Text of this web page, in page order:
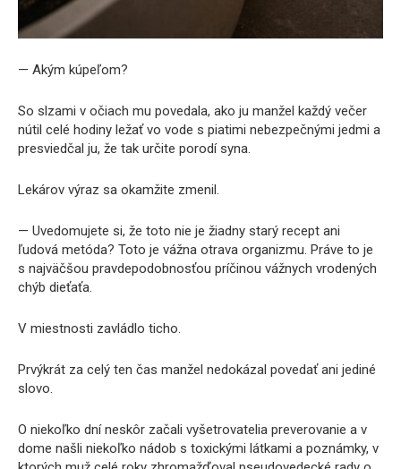
— Akým kúpeľom?
So slzami v očiach mu povedala, ako ju manžel každý večer
nútil celé hodiny ležať vo vode s piatimi nebezpečnými jedmi a
presviedčal ju, že tak určite porodí syna.
Lekárov výraz sa okamžite zmenil.
— Uvedomujete si, že toto nie je žiadny starý recept ani
ľudová metóda? Toto je vážna otrava organizmu. Práve to je
s najväčšou pravdepodobnosťou príčinou vážnych vrodených
chýb dieťaťa.
V miestnosti zavládlo ticho.
Prvýkrát za celý ten čas manžel nedokázal povedať ani jediné
slovo.
O niekoľko dní neskôr začali vyšetrovatelia preverovanie a v
dome našli niekoľko nádob s toxickými látkami a poznámky, v